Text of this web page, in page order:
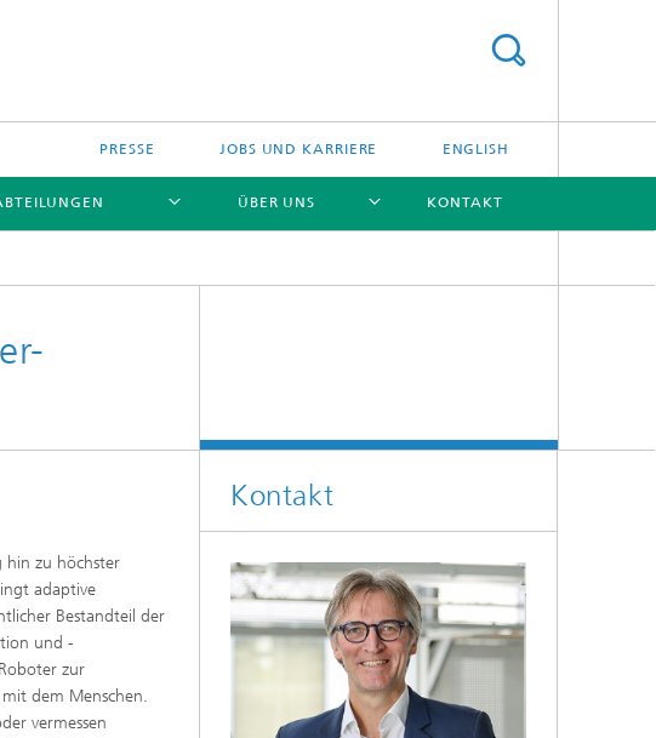
PRESSE JOBS UND KARRIERE ENGLISH
ÜBER UNS KONTAKT
hin zu höchster
adaptive
Bestandteil der
und -
zur
dem Menschen.
vermessen
Kontakt